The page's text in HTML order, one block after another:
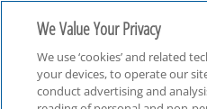
We Value Your Privacy
We use ‘cookies’ and related
your devices, to operate our
conduct advertising and